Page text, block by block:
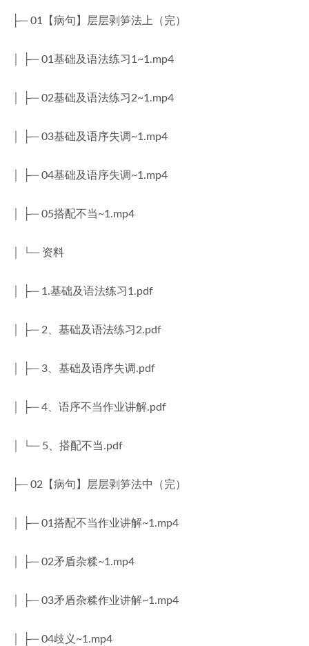
├─ 01【病句】层层剥笋法上（完）
│ ├─ 01基础及语法练习1~1.mp4
│ ├─ 02基础及语法练习2~1.mp4
│ ├─ 03基础及语序失调~1.mp4
│ ├─ 04基础及语序失调~1.mp4
│ ├─ 05搭配不当~1.mp4
│ └─ 资料
│ ├─ 1.基础及语法练习1.pdf
│ ├─ 2、基础及语法练习2.pdf
│ ├─ 3、基础及语序失调.pdf
│ ├─ 4、语序不当作业讲解.pdf
│ └─ 5、搭配不当.pdf
├─ 02【病句】层层剥笋法中（完）
│ ├─ 01搭配不当作业讲解~1.mp4
│ ├─ 02矛盾杂糅~1.mp4
│ ├─ 03矛盾杂糅作业讲解~1.mp4
│ ├─ 04歧义~1.mp4